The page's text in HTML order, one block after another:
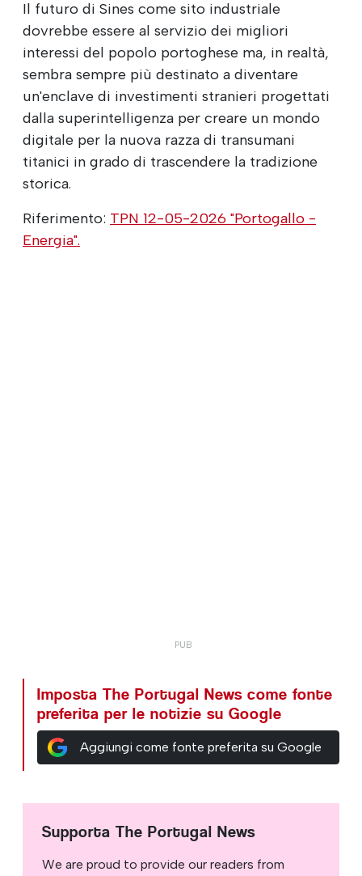
Il futuro di Sines come sito industriale
dovrebbe essere al servizio dei migliori
interessi del popolo portoghese ma, in realtà,
sembra sempre più destinato a diventare
un'enclave di investimenti stranieri progettati
dalla superintelligenza per creare un mondo
digitale per la nuova razza di transumani
titanici in grado di trascendere la tradizione
storica.
Riferimento: TPN 12-05-2026 "Portogallo -
Energia".
Imposta The Portugal News come fonte
preferita per le notizie su Google
Aggiungi come fonte preferita su Google
Supporta The Portugal News
We are proud to provide our readers from